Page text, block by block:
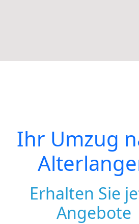
Ihr Umzug
Erhalten Sie
Angebote